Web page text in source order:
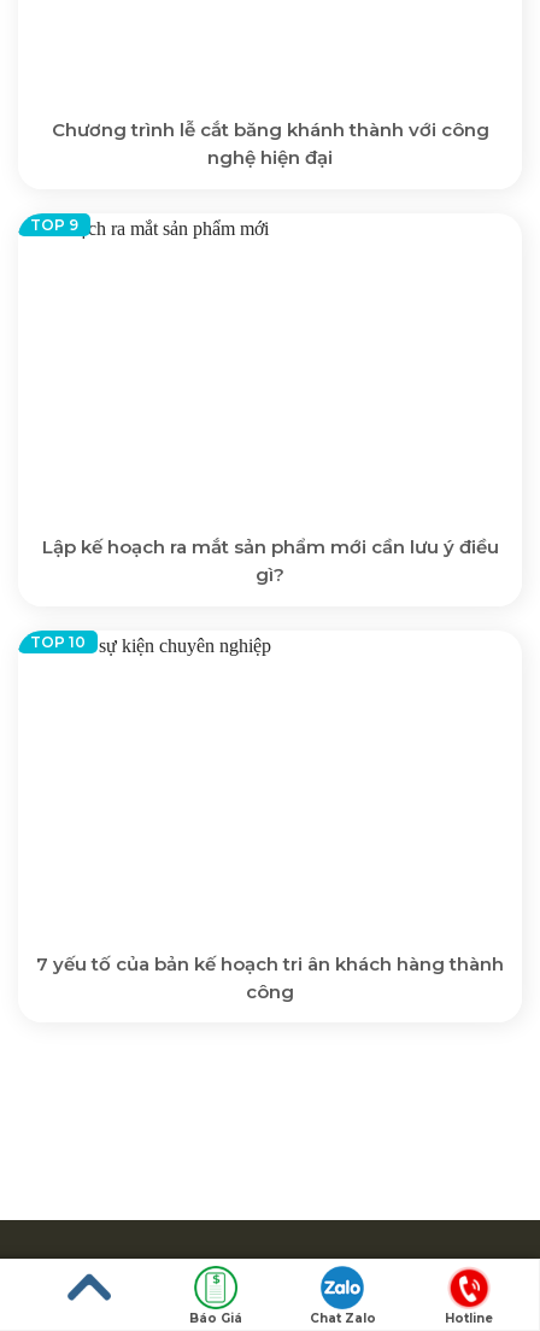
Chương trình lễ cắt băng khánh thành với công
nghệ hiện đại
Lập kế hoạch ra mắt sản phẩm mới cần lưu ý điều
gì?
7 yếu tố của bản kế hoạch tri ân khách hàng thành
công
Hotline
Chat Zalo
Báo Giá